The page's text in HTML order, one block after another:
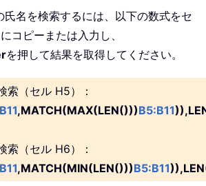
氏名を検索するには、以下の数式をセ
コピーまたは入力し、
を押して結果を取得してください。
索（セル H5）：
,MATCH(MAX(LEN()))B5:B11
索（セル H6）：
,MATCH(MIN(LEN()))B5:B11